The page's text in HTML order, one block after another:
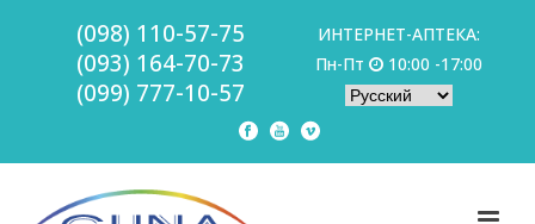
(098) 110-57-75
(093) 164-70-73
(099) 777-10-57
ИНТЕРНЕТ-АПТЕКА:
Пн-Пт
10:00 -17:00